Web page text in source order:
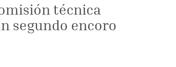
técnica
segundo encoro